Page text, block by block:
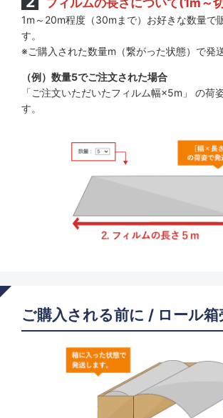
1m～20m程度（30mまで）お好きな数量で
す。
※ご購入された数量m（繋がった状態）で発
（例）数量5でご注文された場合
「ご注文いただいたフィルム幅×5m」 の荷
す。
ご購入される前に / ロール